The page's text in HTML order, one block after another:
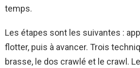
temps.
Les étapes sont les suivantes :
flotter, puis à avancer. Trois
brasse, le dos crawlé et le crawl.